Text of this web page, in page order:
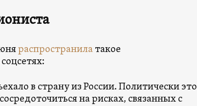
распространилатакое
в страну из России. Политически это
на рисках, связанных с